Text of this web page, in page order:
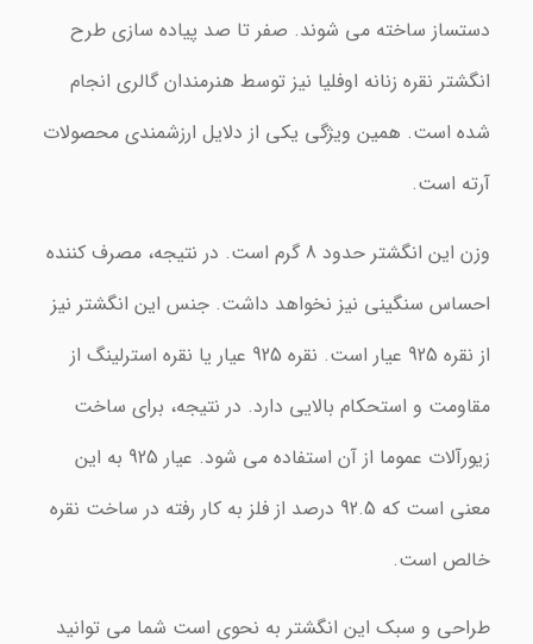
دستساز ساخته می شوند. صفر تا صد پیاده سازی طرح
انگشتر نقره زنانه اوفلیا نیز توسط هنرمندان گالری انجام
شده است. همین ویژگی یکی از دلایل ارزشمندی محصولات
آرته است.
وزن این انگشتر حدود 8 گرم است. در نتیجه، مصرف کننده
احساس سنگینی نیز نخواهد داشت. جنس این انگشتر نیز
از نقره 925 عیار است. نقره 925 عیار یا نقره استرلینگ از
مقاومت و استحکام بالایی دارد. در نتیجه، برای ساخت
زیورآلات عموما از آن استفاده می شود. عیار 925 به این
معنی است که 92.5 درصد از فلز به کار رفته در ساخت نقره
خالص است.
طراحی و سبک این انگشتر به نحوی است شما می توانید